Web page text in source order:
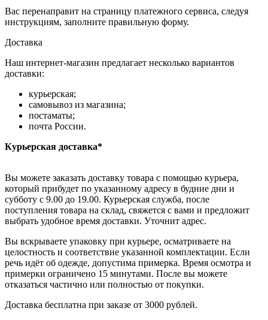
Вас перенаправит на страницу платежного сервиса, следуя
инструкциям, заполните правильную форму.
Доставка
Наш интернет-магазин предлагает несколько вариантов
доставки:
курьерская;
самовывоз из магазина;
постаматы;
почта России.
Курьерская доставка*
Вы можете заказать доставку товара с помощью курьера,
который прибудет по указанному адресу в будние дни и
субботу с 9.00 до 19.00. Курьерская служба, после
поступления товара на склад, свяжется с вами и предложит
выбрать удобное время доставки. Уточнит адрес.
Вы вскрываете упаковку при курьере, осматриваете на
целостность и соответствие указанной комплектации. Если
речь идёт об одежде, допустима примерка. Время осмотра и
примерки ограничено 15 минутами. После вы можете
отказаться частично или полностью от покупки.
Доставка бесплатна при заказе от 3000 рублей.